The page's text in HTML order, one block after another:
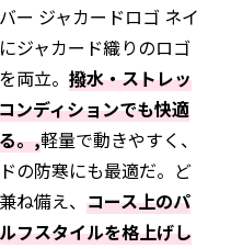
ー ジャカードロゴ ネイ
ジャカード織りのロゴ
両立。 撥水・ストレッ
ンディションでも快適
。,軽量で動きやすく、
の防寒にも最適だ。ど
ね備え、 コース上のパ
フスタイルを格上げし